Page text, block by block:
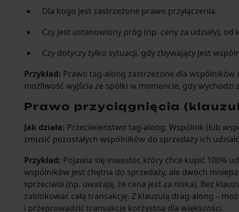
Dla kogo jest zastrzeżone prawo przyłączenia.
Czy jest ustanowiony próg (np. ceny za udziały), od
Czy dotyczy tylko sytuacji, gdy zbywający jest
Przykład: Prawo tag-along zastrzeżone dla wspólników
możliwość wyjścia ze spółki w momencie, gdy
Prawo przyciągnięcia
Jak działa: Przeciwieństwo tag-along. Wspólnik (lub
zmusić pozostałych wspólników do sprzedaży ich
Przykład: Pojawia się inwestor, który chce kupić 100%
wspólników jest chętna do sprzedaży, ale dwóch
sprzeciwia (np. uważają, że cena jest za niska). Bez
zablokować całą transakcję. Z klauzulą drag-along –
i przeprowadzić transakcję korzystną dla większości.